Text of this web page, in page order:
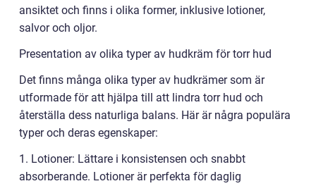
ansiktet och finns i olika former, inklusive lotioner,
salvor och oljor.
Presentation av olika typer av hudkräm för torr hud
Det finns många olika typer av hudkrämer som är
utformade för att hjälpa till att lindra torr hud och
återställa dess naturliga balans. Här är några populära
typer och deras egenskaper:
1. Lotioner: Lättare i konsistensen och snabbt
absorberande. Lotioner är perfekta för daglig